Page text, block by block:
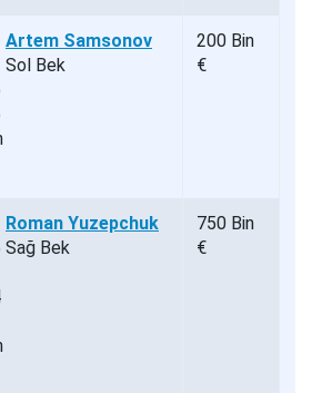
Artem Samsonov
Sol Bek
200 Bin
€
Roman Yuzepchuk
Sağ Bek
750 Bin
€